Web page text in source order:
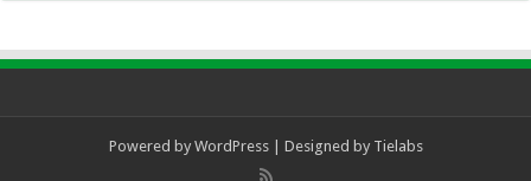
Powered by WordPress| Designed by Tielabs